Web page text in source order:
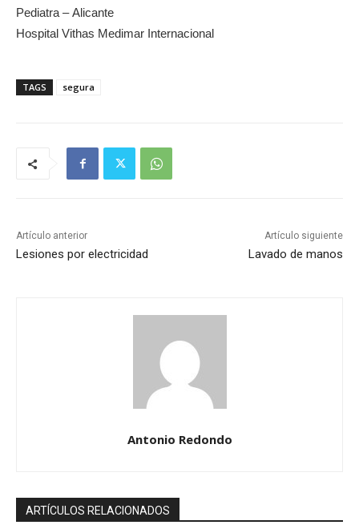
Pediatra – Alicante
Hospital Vithas Medimar Internacional
TAGS segura
Artículo anterior
Lesiones por electricidad
Artículo siguiente
Lavado de manos
Antonio Redondo
ARTÍCULOS RELACIONADOS